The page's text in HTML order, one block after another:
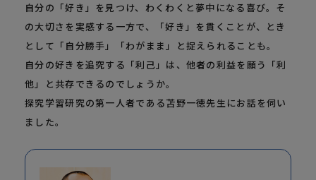
自分の「好き」を見つけ、わくわくと夢中になる喜び。そ
の大切さを実感する一方で、「好き」を貫くことが、とき
として「自分勝手」「わがまま」と捉えられることも。
自分の好きを追究する「利己」は、他者の利益を願う「利
他」と共存できるのでしょうか。
探究学習研究の第一人者である苫野一徳先生にお話を伺い
ました。